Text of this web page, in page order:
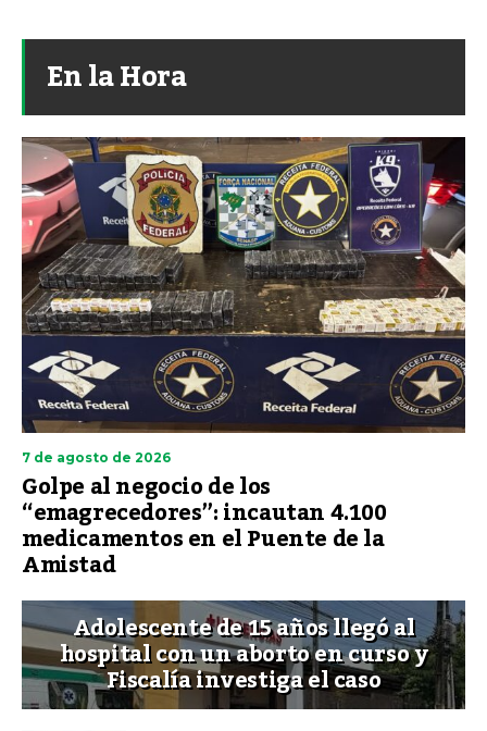
En la Hora
7 de agosto de 2026
Golpe al negocio de los
“emagrecedores”: incautan 4.100
medicamentos en el Puente de la
Amistad
Adolescente de 15 años llegó al
hospital con un aborto en curso y
Fiscalía investiga el caso